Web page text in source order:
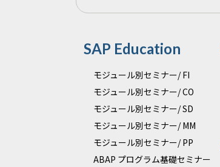
SAP Education
モジュール別セミナー/ FI
モジュール別セミナー/ CO
モジュール別セミナー/ SD
モジュール別セミナー/ MM
モジュール別セミナー/ PP
ABAP プログラム基礎セミナー